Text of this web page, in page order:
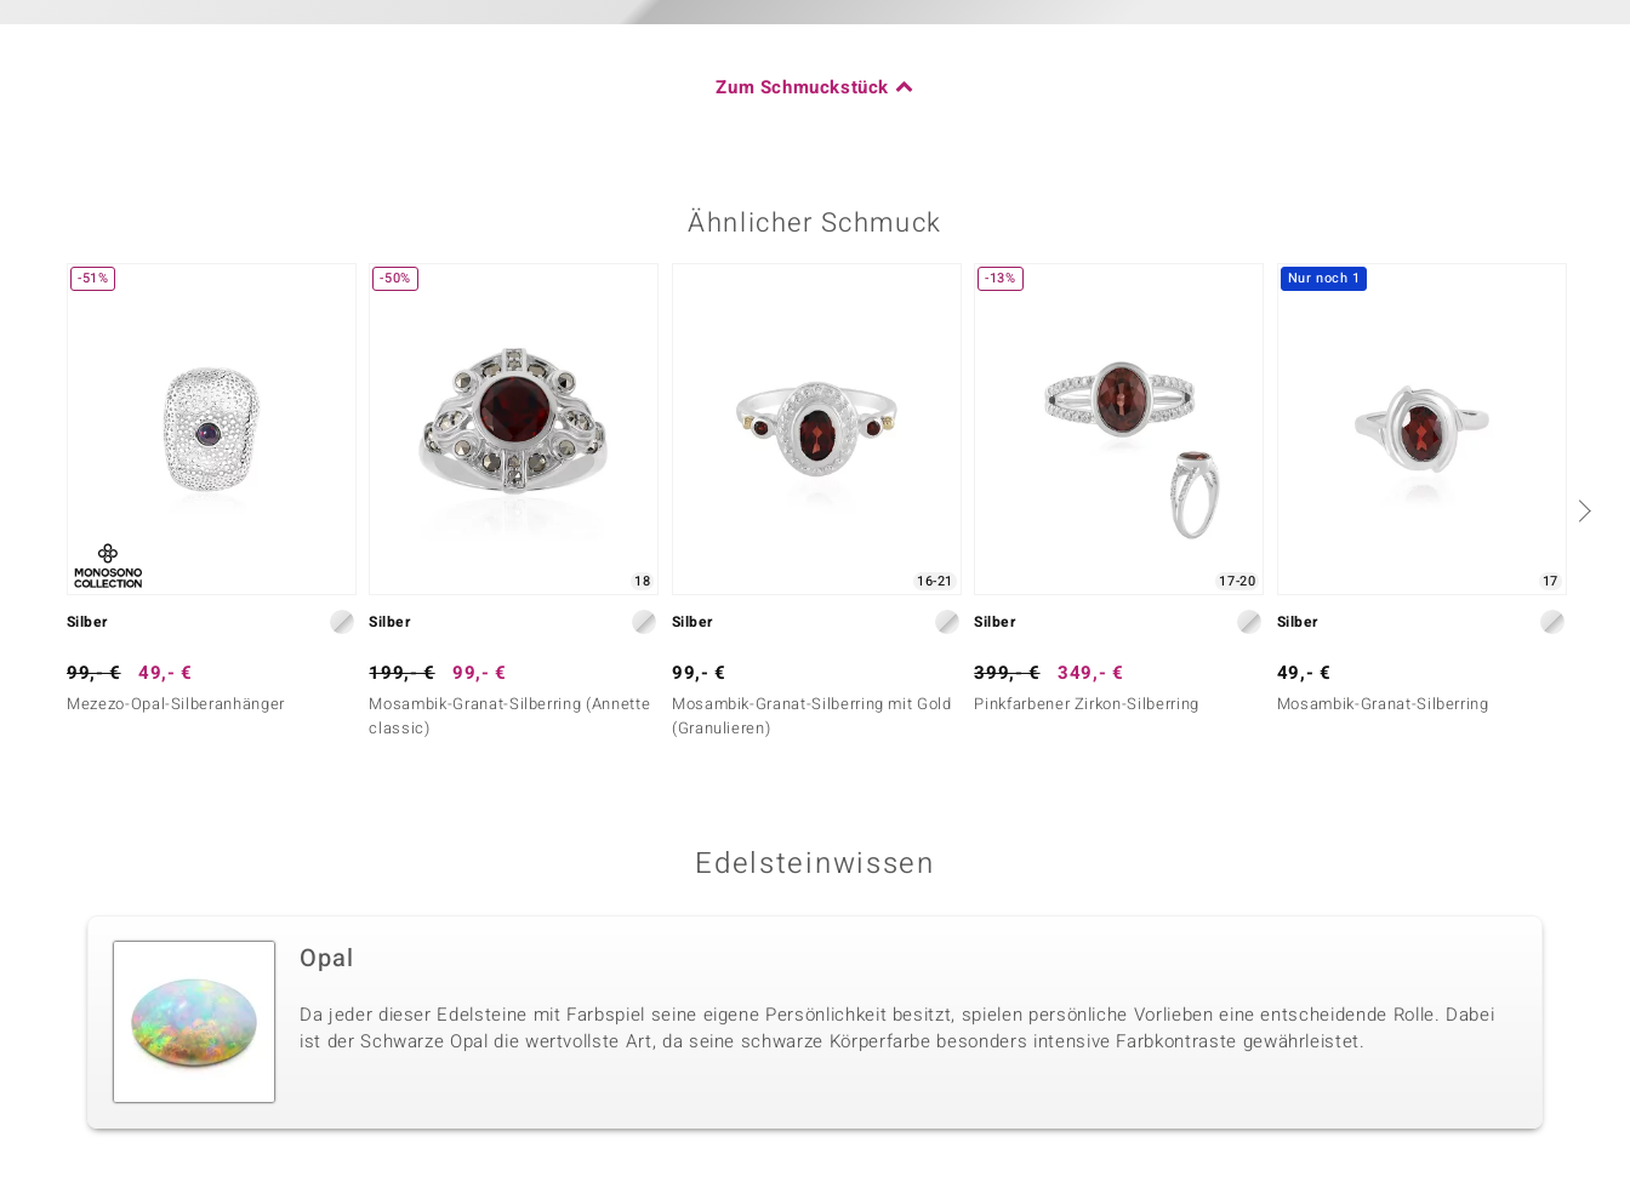
Zum Schmuckstück
Ähnlicher Schmuck
-51%
Silber
99,- € 49,- €
Mezezo-Opal-Silberanhänger
-50%
18
Silber
199,- € 99,- €
Mosambik-Granat-Silberring (Annette
classic)
16-21
Silber
99,- €
Mosambik-Granat-Silberring mit Gold
(Granulieren)
-13%
17-20
Silber
399,- € 349,- €
Pinkfarbener Zirkon-Silberring
Nur noch 1
17
Silber
49,- €
Mosambik-Granat-Silberring
Edelsteinwissen
Opal
Da jeder dieser Edelsteine mit Farbspiel seine eigene Persönlichkeit besitzt, spielen persönliche Vorlieben eine entscheidende Rolle. Dabei
ist der Schwarze Opal die wertvollste Art, da seine schwarze Körperfarbe besonders intensive Farbkontraste gewährleistet.